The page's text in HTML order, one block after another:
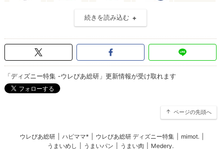
続きを読み込む
「ディズニー特集 -ウレぴあ総研」更新情報が受け取れます
ページの先頭へ
ウレぴあ総研 ハピママ* ウレぴあ総研 ディズニー特集 mimot.
うまいめし
うまいパン うまい肉 Medery.